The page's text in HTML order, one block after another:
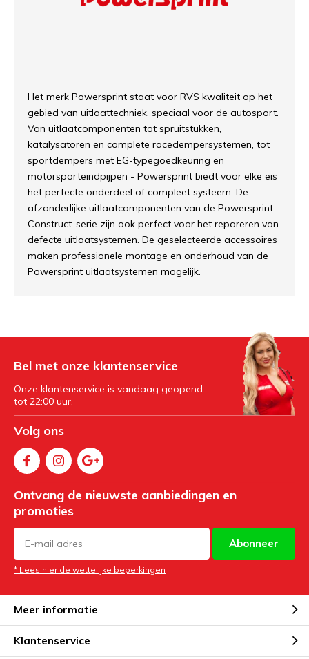
Het merk Powersprint staat voor RVS kwaliteit op het
gebied van uitlaattechniek, speciaal voor de autosport.
Van uitlaatcomponenten tot spruitstukken,
katalysatoren en complete racedempersystemen, tot
sportdempers met EG-typegoedkeuring en
motorsporteindpijpen - Powersprint biedt voor elke eis
het perfecte onderdeel of compleet systeem. De
afzonderlijke uitlaatcomponenten van de Powersprint
Construct-serie zijn ook perfect voor het repareren van
defecte uitlaatsystemen. De geselecteerde accessoires
maken professionele montage en onderhoud van de
Powersprint uitlaatsystemen mogelijk.
Bel met onze klantenservice
Onze klantenservice is vandaag geopend
tot 22:00 uur.
Volg ons
Ontvang de nieuwste aanbiedingen en
promoties
Abonneer
* Lees hier de wettelijke beperkingen
Meer informatie
Klantenservice